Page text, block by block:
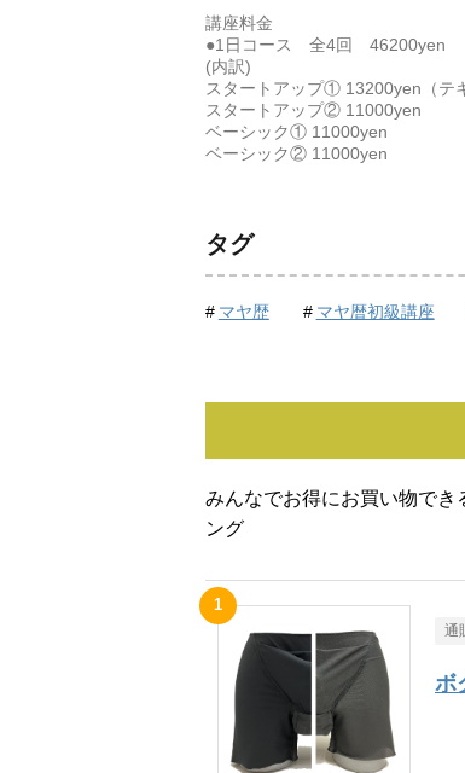
講座料金
●1日コース 全4回 46200yen
(内訳)
スタートアップ① 13200yen（テ
スタートアップ② 11000yen
ベーシック① 11000yen
ベーシック② 11000yen
タグ
マヤ歴 マヤ暦初級講座
みんなでお得にお買い物でき
ング
通
ボ